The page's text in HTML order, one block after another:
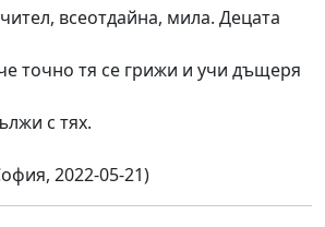
всеотдайна, мила. Децата
точно тя се грижи и учи дъщеря
с тях.
2022-05-21)